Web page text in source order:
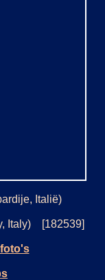
Italië)
Italy) [182539]